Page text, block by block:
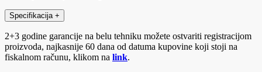
Specifikacija +
2+3 godine garancije na belu tehniku možete ostvariti registracijom
proizvoda, najkasnije 60 dana od datuma kupovine koji stoji na
fiskalnom računu, klikom na link.